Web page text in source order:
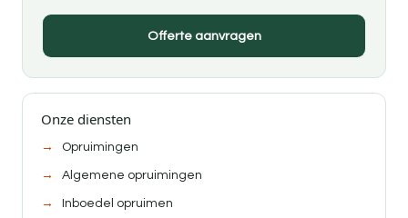
Offerte aanvragen
Onze diensten
Opruimingen
Algemene opruimingen
Inboedel opruimen